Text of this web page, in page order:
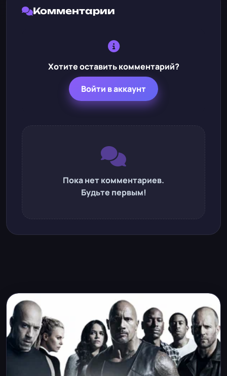
Комментарии
Хотите оставить комментарий?
Войти в аккаунт
Пока нет комментариев.
Будьте первым!